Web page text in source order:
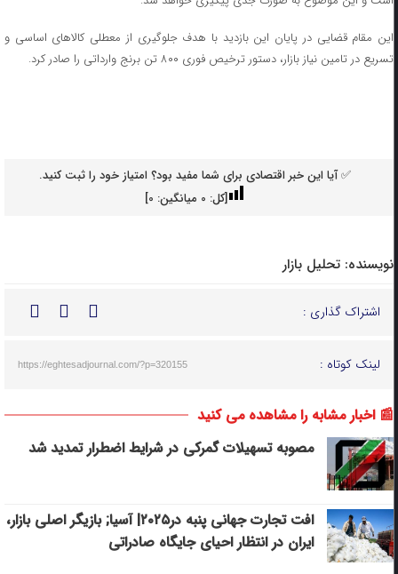
این مقام قضایی در پایان این بازدید با هدف جلوگیری از معطلی کالاهای اساسی و
تسریع در تامین نیاز بازار، دستور ترخیص فوری ۸۰۰ تن برنج وارداتی را صادر کرد.
✅ آیا این خبر اقتصادی برای شما مفید بود؟ امتیاز خود را ثبت کنید.
[کل: 0میانگین: 0
]
نویسنده: تحلیل بازار
اشتراک گذاری :
لینک کوتاه : https://eghtesadjournal.com/?p=320155
📰 اخبار مشابه را مشاهده می کنید
مصوبه تسهیلات گمرکی در شرایط اضطرار تمدید شد
افت تجارت جهانی پنبه در۲۰۲۵| آسیا; بازیگر اصلی بازار،
ایران در انتظار احیای جایگاه صادراتی